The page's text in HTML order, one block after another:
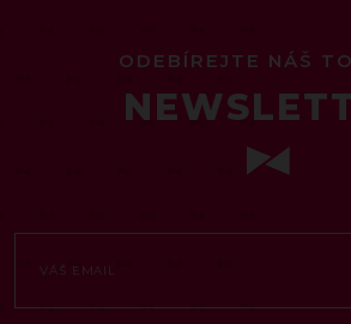
ODEBÍREJTE NÁŠ